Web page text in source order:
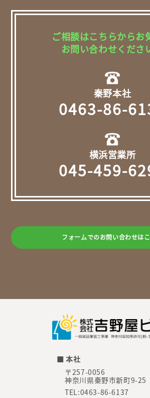
ご相談はこちらからお
お問い合わせくださ
秦野本社
0463-86-
横浜営業所
045-459-
フォームでのお問い合わせは
■ 本社
〒257-0056
神奈川県秦野市新町9-25
TEL:0463-86-6137